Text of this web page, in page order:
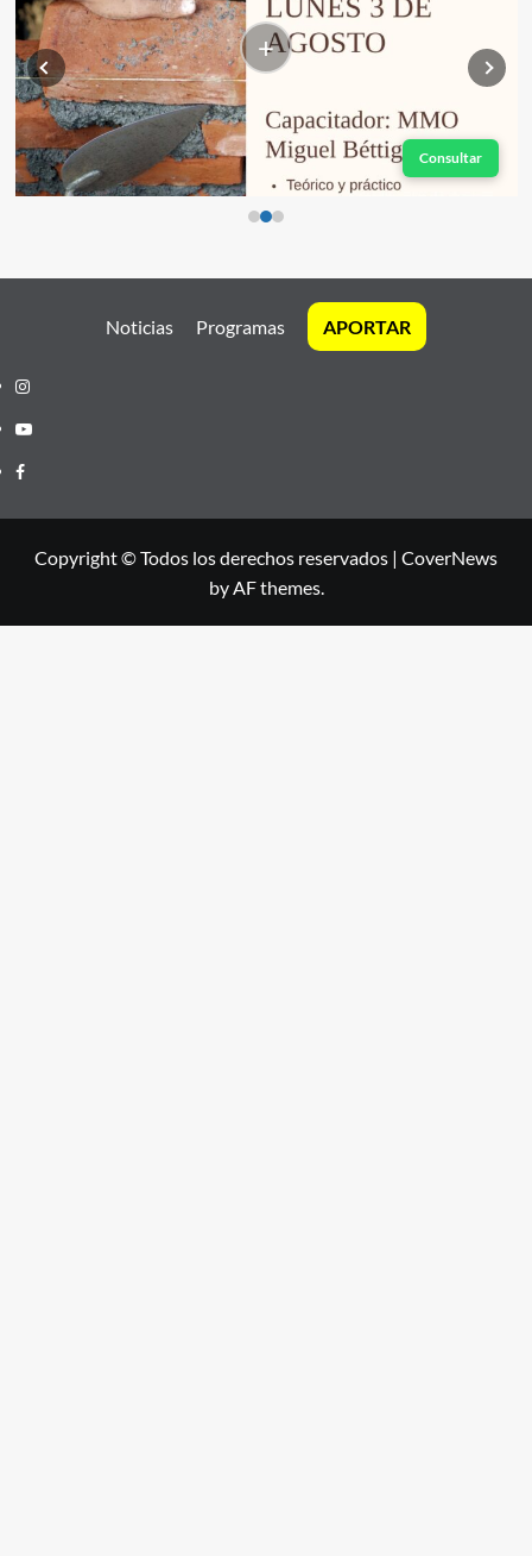
+
Consultar
Noticias Programas APORTAR
Instagram
Youtube
Facebook
Copyright © Todos los derechos reservados | CoverNews
by AF themes.